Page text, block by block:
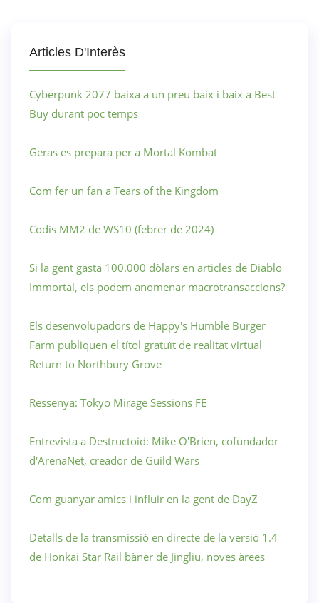
Articles D'Interès
Cyberpunk 2077 baixa a un preu baix i baix a Best
Buy durant poc temps
Geras es prepara per a Mortal Kombat
Com fer un fan a Tears of the Kingdom
Codis MM2 de WS10 (febrer de 2024)
Si la gent gasta 100.000 dòlars en articles de Diablo
Immortal, els podem anomenar macrotransaccions?
Els desenvolupadors de Happy's Humble Burger
Farm publiquen el títol gratuït de realitat virtual
Return to Northbury Grove
Ressenya: Tokyo Mirage Sessions FE
Entrevista a Destructoid: Mike O'Brien, cofundador
d'ArenaNet, creador de Guild Wars
Com guanyar amics i influir en la gent de DayZ
Detalls de la transmissió en directe de la versió 1.4
de Honkai Star Rail bàner de Jingliu, noves àrees